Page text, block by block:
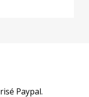
Paypal.